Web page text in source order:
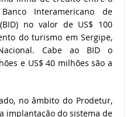
Interamericano de
no valor de US$ 100
do turismo em Sergipe,
Cabe ao BID o
e US$ 40 milhões são a
no âmbito do Prodetur,
implantação do sistema de